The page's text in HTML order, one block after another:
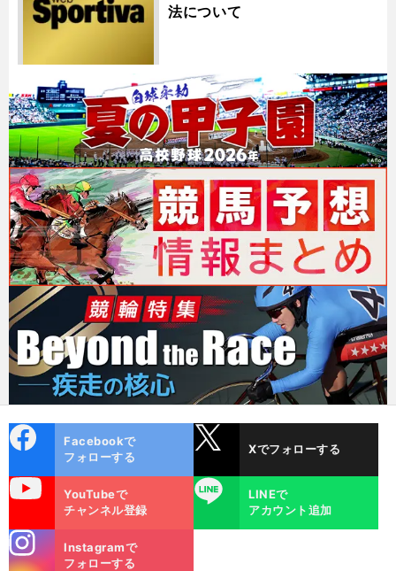
法について
ok
Facebookで
フォローする
Xでフォローする
YouTubeで
チャンネル登録
LINE
LINEで
アカウント追加
m
Instagramで
フォローする